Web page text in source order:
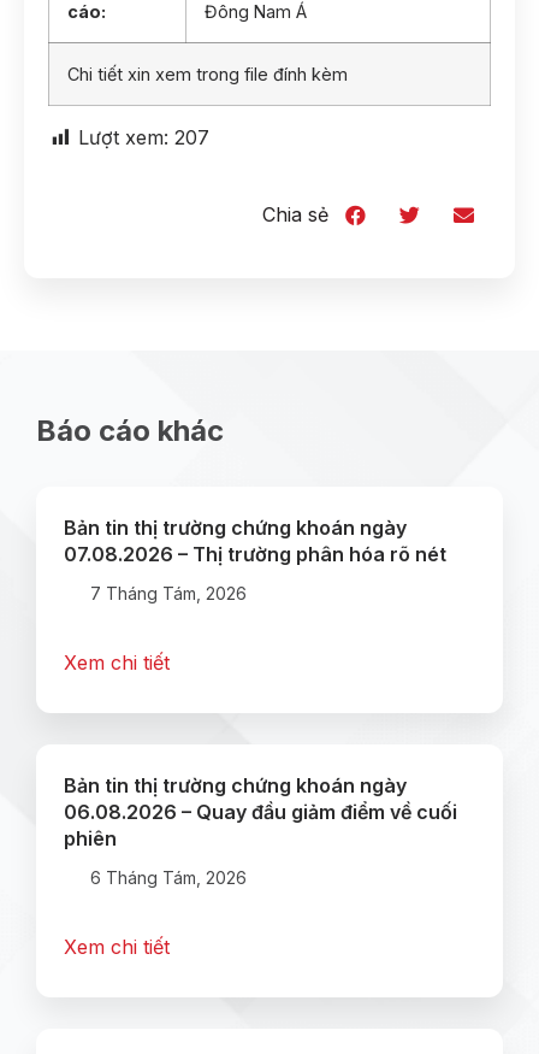
cáo:
Đông Nam Á
Chi tiết xin xem trong file đính kèm
Lượt xem: 207
Chia sẻ
Báo cáo khác
Bản tin thị trường chứng khoán ngày
07.08.2026 – Thị trường phân hóa rõ nét
7 Tháng Tám, 2026
Xem chi tiết
Bản tin thị trường chứng khoán ngày
06.08.2026 – Quay đầu giảm điểm về cuối
phiên
6 Tháng Tám, 2026
Xem chi tiết